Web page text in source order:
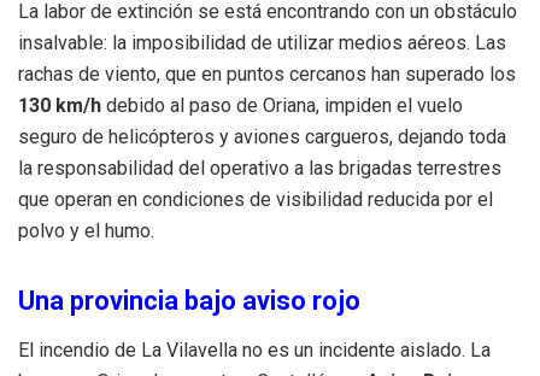
La labor de extinción se está encontrando con un obstáculo
insalvable: la imposibilidad de utilizar medios aéreos. Las
rachas de viento, que en puntos cercanos han superado los
130 km/h debido al paso de Oriana, impiden el vuelo
seguro de helicópteros y aviones cargueros, dejando toda
la responsabilidad del operativo a las brigadas terrestres
que operan en condiciones de visibilidad reducida por el
polvo y el humo.
Una provincia bajo aviso rojo
El incendio de La Vilavella no es un incidente aislado. La